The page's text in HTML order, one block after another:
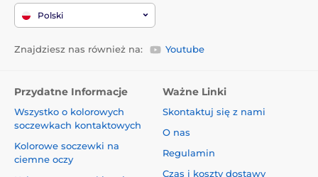
Polski
Znajdziesz nas również na: Youtube
Przydatne Informacje
Wszystko o kolorowych
soczewkach kontaktowych
Kolorowe soczewki na
ciemne oczy
Ważne Linki
Skontaktuj się z nami
O nas
Regulamin
Czas i koszty dostawy